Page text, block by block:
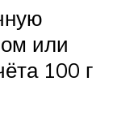
или
100 г